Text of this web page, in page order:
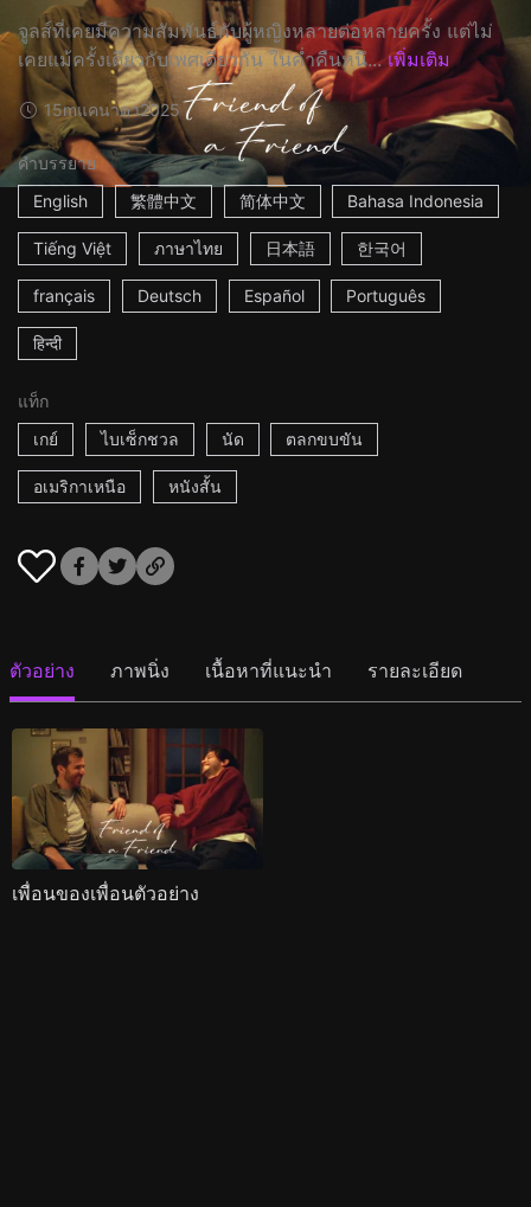
จูลส์ที่เคยมีความสัมพันธ์กับผู้หญิงหลายต่อหลายครั้ง แต่ไม่
เคยแม้ครั้งเดียวกับเพศเดียวกัน ในค่ำคืนหนึ... เพิ่มเติม
15mแคนาดา2025
คำบรรยาย
English
繁體中文 简体中文 Bahasa Indonesia
Tiếng Việt ภาษาไทย 日本語 한국어
français Deutsch Español Português
हिन्दी
แท็ก
เกย์
ไบเซ็กชวล นัด ตลกขบขัน
อเมริกาเหนือ หนังสั้น
ตัวอย่าง ภาพนิ่ง เนื้อหาที่แนะนำ รายละเอียด
เพื่อนของเพื่อนตัวอย่าง